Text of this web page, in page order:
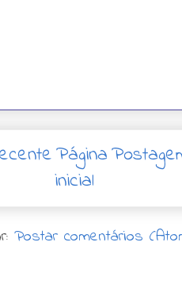
Página
inicial
Postar comentários